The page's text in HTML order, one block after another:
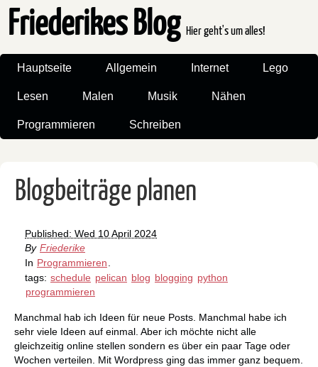
Friederikes Blog Hier geht's um alles!
Hauptseite Allgemein Internet Lego
Lesen Malen Musik Nähen
Programmieren Schreiben
Blogbeiträge planen
Published: Wed 10 April 2024
By Friederike
In Programmieren
tags: schedule pelican blog blogging python
programmieren
Manchmal hab ich Ideen für neue Posts. Manchmal habe ich
sehr viele Ideen auf einmal. Aber ich möchte nicht alle
gleichzeitig online stellen sondern es über ein paar Tage oder
Wochen verteilen. Mit Wordpress ging das immer ganz bequem.